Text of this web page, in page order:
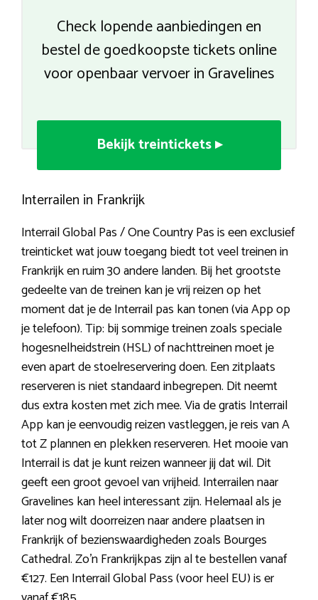
Check lopende aanbiedingen en
bestel de goedkoopste tickets online
voor openbaar vervoer in Gravelines
Bekijk treintickets ▸
Interrailen in Frankrijk
Interrail Global Pas / One Country Pas is een exclusief
treinticket wat jouw toegang biedt tot veel treinen in
Frankrijk en ruim 30 andere landen. Bij het grootste
gedeelte van de treinen kan je vrij reizen op het
moment dat je de Interrail pas kan tonen (via App op
je telefoon). Tip: bij sommige treinen zoals speciale
hogesnelheidstrein (HSL) of nachttreinen moet je
even apart de stoelreservering doen. Een zitplaats
reserveren is niet standaard inbegrepen. Dit neemt
dus extra kosten met zich mee. Via de gratis Interrail
App kan je eenvoudig reizen vastleggen, je reis van A
tot Z plannen en plekken reserveren. Het mooie van
Interrail is dat je kunt reizen wanneer jij dat wil. Dit
geeft een groot gevoel van vrijheid. Interrailen naar
Gravelines kan heel interessant zijn. Helemaal als je
later nog wilt doorreizen naar andere plaatsen in
Frankrijk of bezienswaardigheden zoals Bourges
Cathedral. Zo’n Frankrijkpas zijn al te bestellen vanaf
€127. Een Interrail Global Pass (voor heel EU) is er